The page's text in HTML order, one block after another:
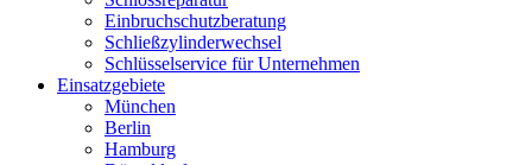
Einbruchschutzberatung
Schließzylinderwechsel
Schlüsselservice für Unternehmen
Einsatzgebiete
München
Berlin
Hamburg